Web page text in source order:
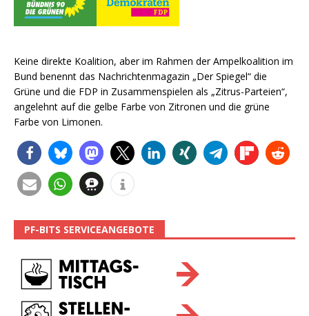
Keine direkte Koalition, aber im Rahmen der Ampelkoalition im
Bund benennt das Nachrichtenmagazin „Der Spiegel“ die
Grüne und die FDP in Zusammenspielen als „Zitrus-Parteien“,
angelehnt auf die gelbe Farbe von Zitronen und die grüne
Farbe von Limonen.
PF-BITS SERVICEANGEBOTE